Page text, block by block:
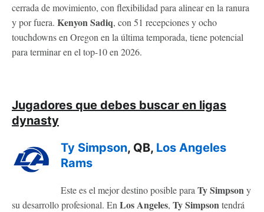
cerrada de movimiento, con flexibilidad para alinear en la ranura
y por fuera. Kenyon Sadiq, con 51 recepciones y ocho
touchdowns en Oregon en la última temporada, tiene potencial
para terminar en el top-10 en 2026.
Jugadores que debes buscar en ligas
dynasty
Ty Simpson, QB, Los Angeles
Rams
Este es el mejor destino posible para Ty Simpsony
su desarrollo profesional. En Los Angeles, Ty Simpsontendrá